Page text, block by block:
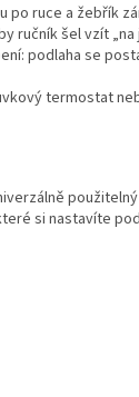
po ruce a žebřík
ručník šel vzít
podlaha se
termostat
si nastavíte